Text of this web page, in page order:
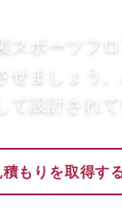
スポーツフ
せましょう
て設計されて
積もりを取得す